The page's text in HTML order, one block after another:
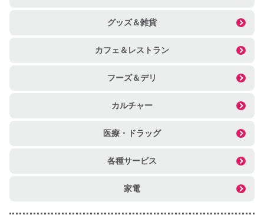
グッズ＆雑貨
カフェ＆レストラン
フーズ＆デリ
カルチャー
医療・ドラッグ
各種サービス
家電